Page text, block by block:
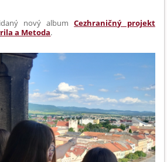
nový albumCezhraničný projekt
a Metoda.